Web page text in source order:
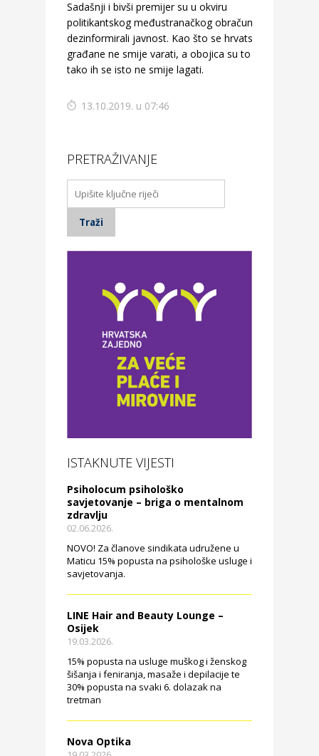
Sadašnji i bivši premijer su u okviru
politikantskog međustranačkog obračunavanja
dezinformirali javnost. Kao što se hrvatske
građane ne smije varati, a obojica su to činila,
tako ih se isto ne smije lagati.
13.10.2019. u 07:46
PRETRAŽIVANJE
ISTAKNUTE VIJESTI
Psiholocum psihološko
savjetovanje – briga o mentalnom
zdravlju
02.06.2026.
NOVO! Za članove sindikata udružene u
Maticu 15% popusta na psihološke usluge i
savjetovanja.
LINE Hair and Beauty Lounge –
Osijek
19.03.2026.
15% popusta na usluge muškog i ženskog
šišanja i feniranja, masaže i depilacije te
30% popusta na svaki 6. dolazak na
tretman
Nova Optika